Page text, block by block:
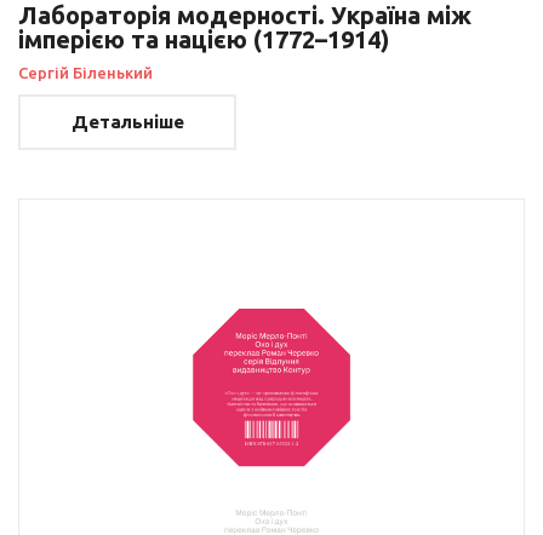
Лабораторія модерності. Україна між
імперією та нацією (1772–1914)
Сергій Біленький
Детальніше